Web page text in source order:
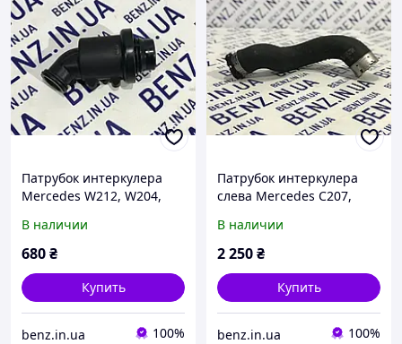
Патрубок интеркулера
Mercedes W212, W204,
В наличии
680₴
Купить
benz.in.ua 100%
Патрубок интеркулера
слева Mercedes C207,
В наличии
2 250₴
Купить
benz.in.ua 100%